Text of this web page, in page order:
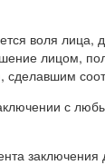
воля
лицом,
сделавшим
с
заключения